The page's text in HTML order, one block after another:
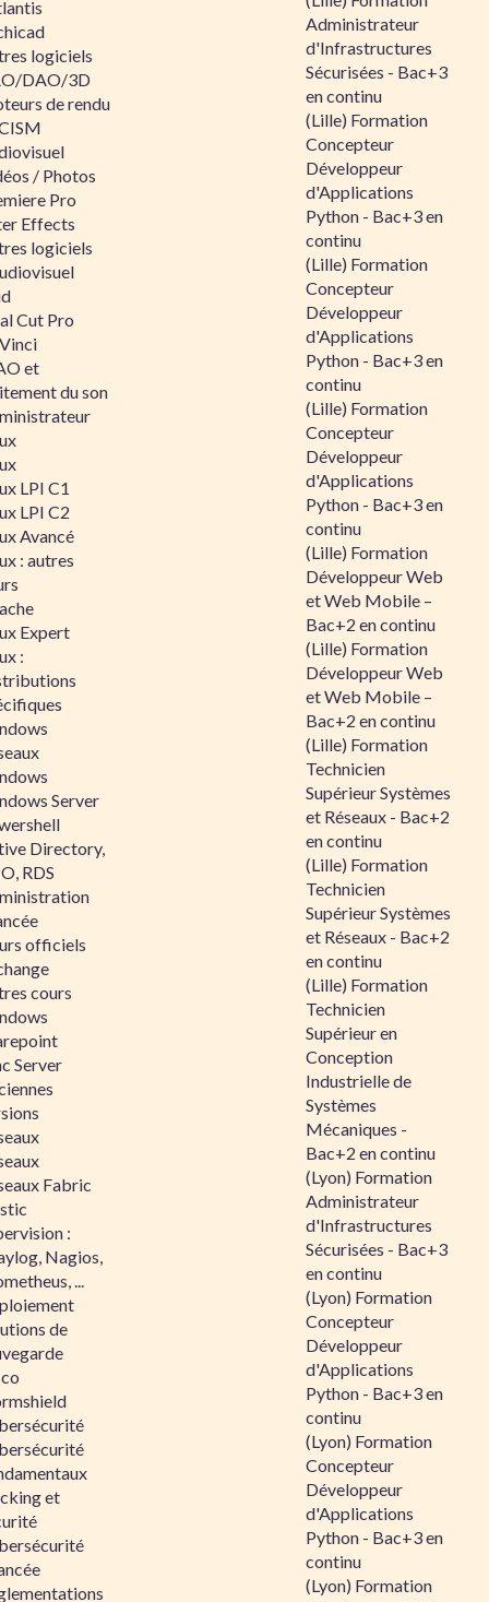
logiciels
DAO/3D
de rendu
/ Photos
Pro
Effects
logiciels
Cut Pro
et
du son
LPI C1
LPI C2
Avancé
: autres
Expert
:
Server
Directory,
RDS
officiels
cours
Server
Fabric
:
Nagios,
...
de
et
Administrateur
d'Infrastructures
Sécurisées - Bac+3
en continu
(Lille) Formation
Concepteur
Développeur
d'Applications
Python - Bac+3 en
continu
(Lille) Formation
Concepteur
Développeur
d'Applications
Python - Bac+3 en
continu
(Lille) Formation
Concepteur
Développeur
d'Applications
Python - Bac+3 en
continu
(Lille) Formation
Développeur Web
et Web Mobile –
Bac+2 en continu
(Lille) Formation
Développeur Web
et Web Mobile –
Bac+2 en continu
(Lille) Formation
Technicien
Supérieur Systèmes
et Réseaux - Bac+2
en continu
(Lille) Formation
Technicien
Supérieur Systèmes
et Réseaux - Bac+2
en continu
(Lille) Formation
Technicien
Supérieur en
Conception
Industrielle de
Systèmes
Mécaniques -
Bac+2 en continu
(Lyon) Formation
Administrateur
d'Infrastructures
Sécurisées - Bac+3
en continu
(Lyon) Formation
Concepteur
Développeur
d'Applications
Python - Bac+3 en
continu
(Lyon) Formation
Concepteur
Développeur
d'Applications
Python - Bac+3 en
continu
(Lyon) Formation